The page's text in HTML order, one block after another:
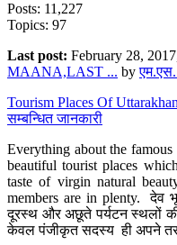
Posts: 11,227
Topics: 97
Last post: February 28,
MAANA,LAST ... by
Tourism Places Of
सम्बन्धित जानकारी
Everything about the
beautiful tourist places
taste of virgin natural
members are in plenty. देव
दूरस्थ और अछूते पर्यटन स्थलों
केवल पंजीकृत सदस्य ही अपने